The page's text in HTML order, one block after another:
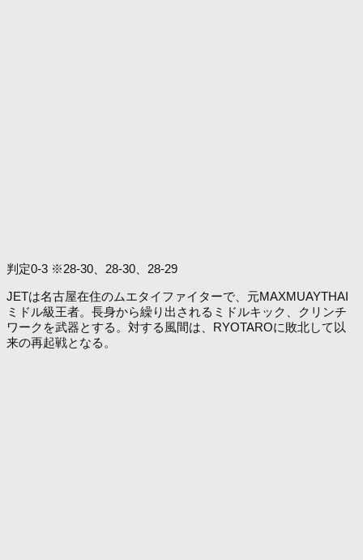
判定0-3 ※28-30、28-30、28-29
JETは名古屋在住のムエタイファイターで、元MAXMUAYTHAI
ミドル級王者。長身から繰り出されるミドルキック、クリンチ
ワークを武器とする。対する風間は、RYOTAROに敗北して以
来の再起戦となる。